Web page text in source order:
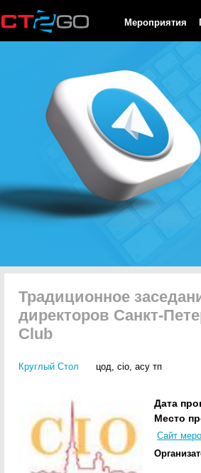
Мероприятия
Традиционное
директоров Санкт-
Club
Круглый Стол цод, cio, асу тп
Дата
Место
Сайт